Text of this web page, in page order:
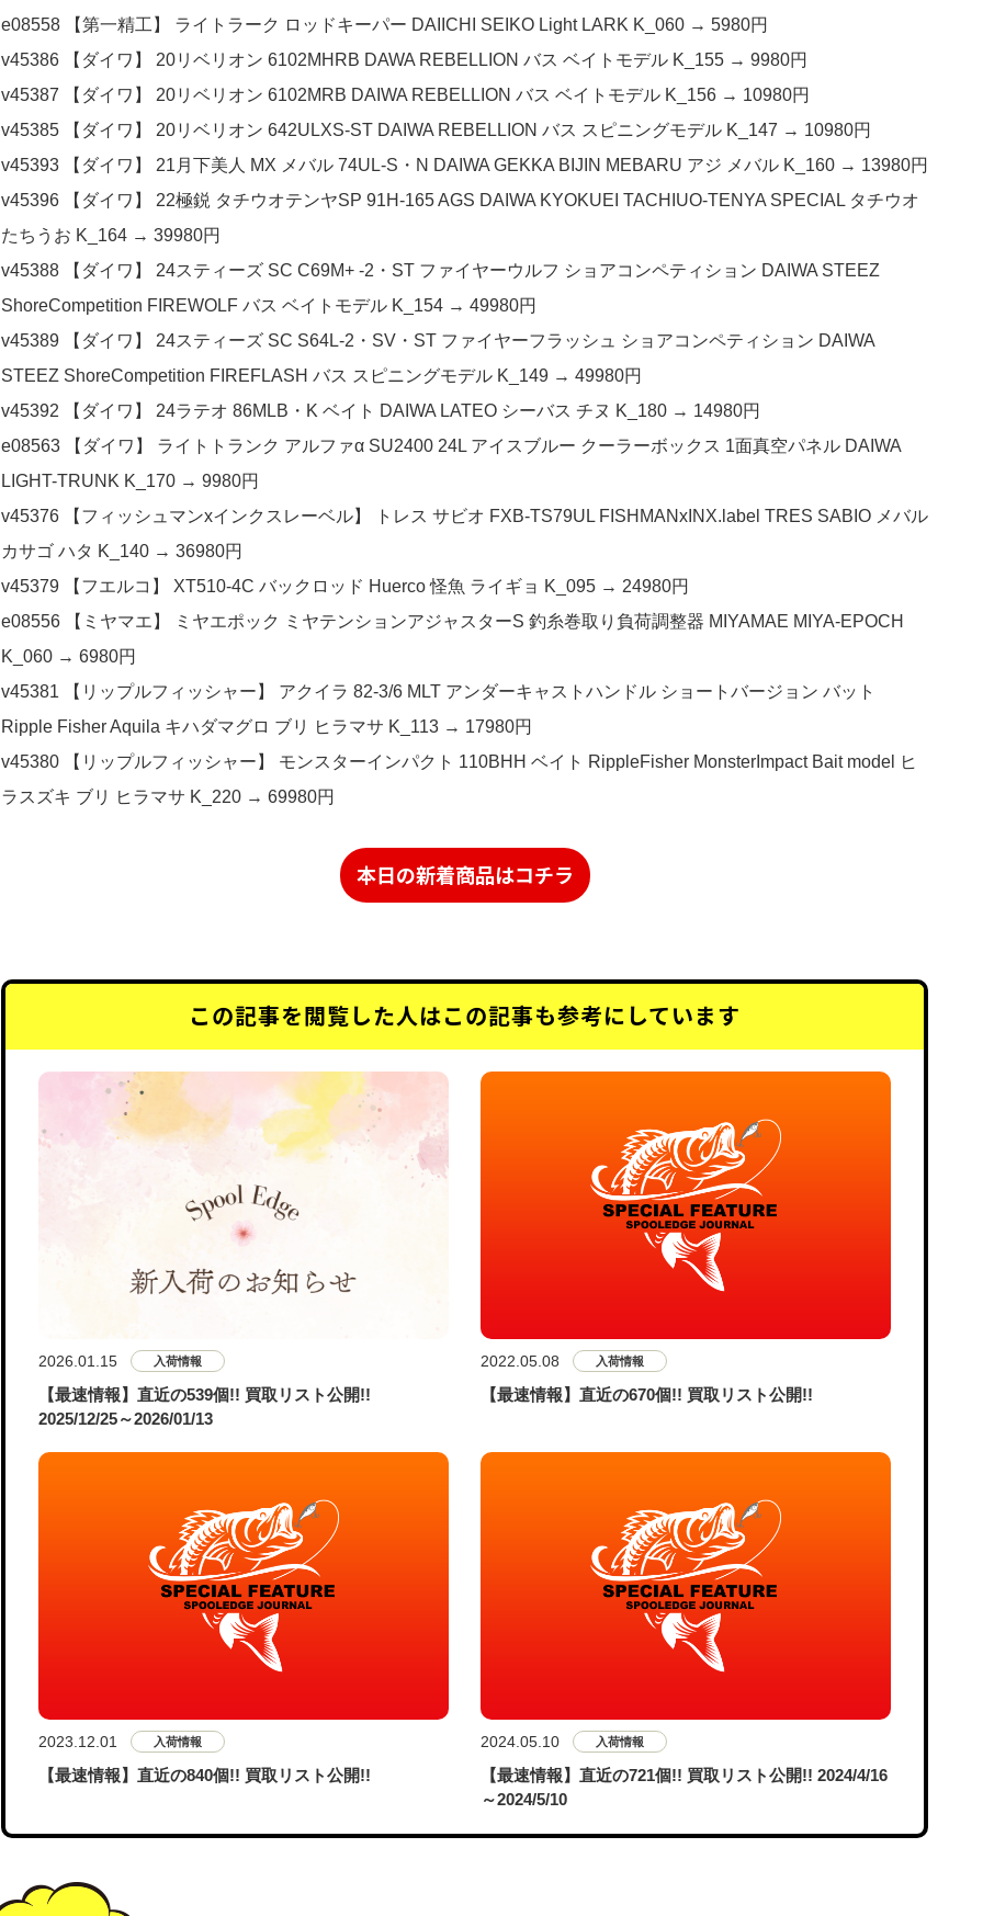
e08558 【第一精工】 ライトラーク ロッドキーパー DAIICHI SEIKO Light LARK K_060 → 5980円
v45386 【ダイワ】 20リベリオン 6102MHRB DAWA REBELLION バス ベイトモデル K_155 → 9980円
v45387 【ダイワ】 20リベリオン 6102MRB DAIWA REBELLION バス ベイトモデル K_156 → 10980円
v45385 【ダイワ】 20リベリオン 642ULXS-ST DAIWA REBELLION バス スピニングモデル K_147 → 10980円
v45393 【ダイワ】 21月下美人 MX メバル 74UL-S・N DAIWA GEKKA BIJIN MEBARU アジ メバル K_160 → 13980円
v45396 【ダイワ】 22極鋭 タチウオテンヤSP 91H-165 AGS DAIWA KYOKUEI TACHIUO-TENYA SPECIAL タチウオ
たちうお K_164 → 39980円
v45388 【ダイワ】 24スティーズ SC C69M+ -2・ST ファイヤーウルフ ショアコンペティション DAIWA STEEZ
ShoreCompetition FIREWOLF バス ベイトモデル K_154 → 49980円
v45389 【ダイワ】 24スティーズ SC S64L-2・SV・ST ファイヤーフラッシュ ショアコンペティション DAIWA
STEEZ ShoreCompetition FIREFLASH バス スピニングモデル K_149 → 49980円
v45392 【ダイワ】 24ラテオ 86MLB・K ベイト DAIWA LATEO シーバス チヌ K_180 → 14980円
e08563 【ダイワ】 ライトトランク アルファα SU2400 24L アイスブルー クーラーボックス 1面真空パネル DAIWA
LIGHT-TRUNK K_170 → 9980円
v45376 【フィッシュマンxインクスレーベル】 トレス サビオ FXB-TS79UL FISHMANxINX.label TRES SABIO メバル
カサゴ ハタ K_140 → 36980円
v45379 【フエルコ】 XT510-4C バックロッド Huerco 怪魚 ライギョ K_095 → 24980円
e08556 【ミヤマエ】 ミヤエポック ミヤテンションアジャスターS 釣糸巻取り負荷調整器 MIYAMAE MIYA-EPOCH
K_060 → 6980円
v45381 【リップルフィッシャー】 アクイラ 82-3/6 MLT アンダーキャストハンドル ショートバージョン バット
Ripple Fisher Aquila キハダマグロ ブリ ヒラマサ K_113 → 17980円
v45380 【リップルフィッシャー】 モンスターインパクト 110BHH ベイト RippleFisher MonsterImpact Bait model ヒ
ラスズキ ブリ ヒラマサ K_220 → 69980円
本日の新着商品はコチラ
この記事を閲覧した人はこの記事も参考にしています
2026.01.15 入荷情報
【最速情報】直近の539個!! 買取リスト公開!!
2025/12/25～2026/01/13
2022.05.08 入荷情報
【最速情報】直近の670個!! 買取リスト公開!!
2023.12.01 入荷情報
【最速情報】直近の840個!! 買取リスト公開!!
2024.05.10 入荷情報
【最速情報】直近の721個!! 買取リスト公開!! 2024/4/16
～2024/5/10